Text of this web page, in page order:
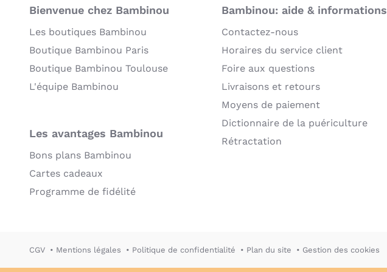
Bienvenue chez Bambinou
Les boutiques Bambinou
Boutique Bambinou Paris
Boutique Bambinou Toulouse
L'équipe Bambinou
Les avantages Bambinou
Bons plans Bambinou
Cartes cadeaux
Programme de fidélité
Bambinou: aide & informations
Contactez-nous
Horaires du service client
Foire aux questions
Livraisons et retours
Moyens de paiement
Dictionnaire de la puériculture
Rétractation
CGV Mentions légales Politique de confidentialité Plan du site Gestion des cookies